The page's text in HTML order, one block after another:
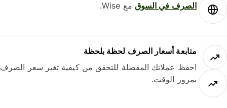
الصرف في السوقمع Wise.
متابعة أسعار الصرف لحظة بلحظة
احفظ عملاتك المفضلة للتحقق من كيفية تغير سعر الصرف
بمرور الوقت.